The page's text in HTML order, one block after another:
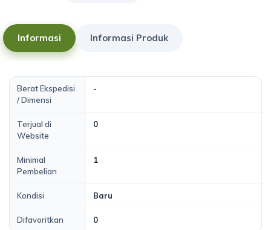
Informasi Informasi Produk
Berat Ekspedisi
/ Dimensi
-
Terjual di
Website
0
Minimal
Pembelian
1
Kondisi Baru
Difavoritkan 0